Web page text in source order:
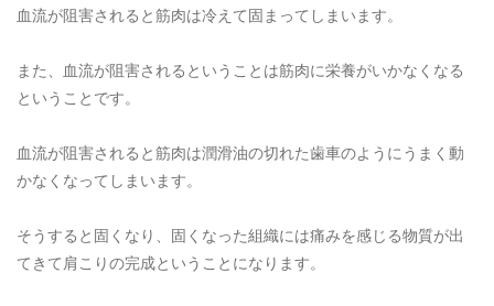
血流が阻害されると筋肉は冷えて固まってしまいます。
また、血流が阻害されるということは筋肉に栄養がいかなくなる
ということです。
血流が阻害されると筋肉は潤滑油の切れた歯車のようにうまく動
かなくなってしまいます。
そうすると固くなり、固くなった組織には痛みを感じる物質が出
てきて肩こりの完成ということになります。